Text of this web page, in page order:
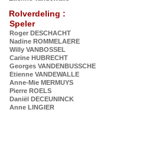
Rolverdeling :
Speler
Roger DESCHACHT
Nadine ROMMELAERE
Willy VANBOSSEL
Carine HUBRECHT
Georges VANDENBUSSCHE
Etienne VANDEWALLE
Anne-Mie MERMUYS
Pierre ROELS
Daniël DECEUNINCK
Anne LINGIER